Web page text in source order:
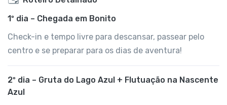
1º dia – Chegada em Bonito
Check-in e tempo livre para descansar, passear pelo
centro e se preparar para os dias de aventura!
2º dia – Gruta do Lago Azul + Flutuação na Nascente
Azul